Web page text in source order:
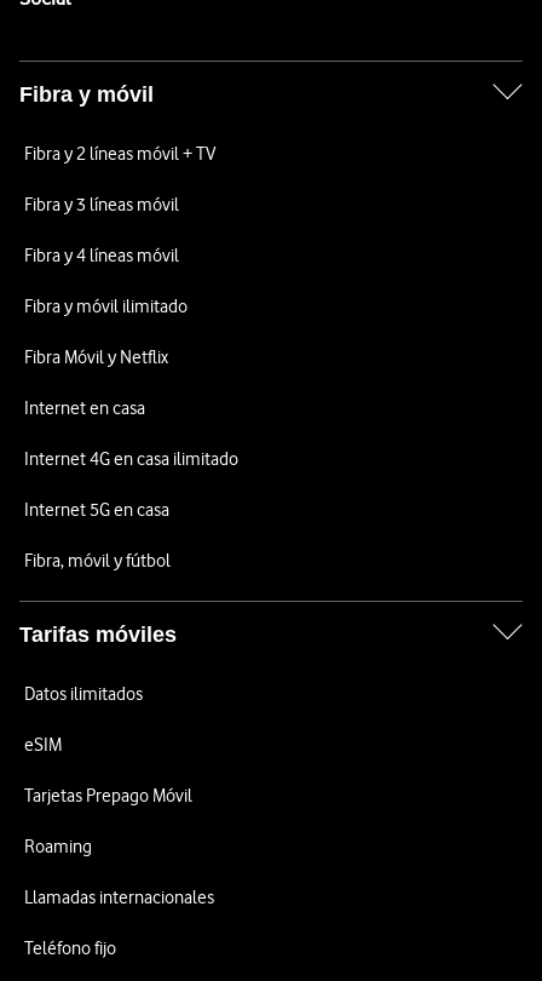
Fibra y móvil
Fibra y 2 líneas móvil + TV
Fibra y 3 líneas móvil
Fibra y 4 líneas móvil
Fibra y móvil ilimitado
Fibra Móvil y Netflix
Internet en casa
Internet 4G en casa ilimitado
Internet 5G en casa
Fibra, móvil y fútbol
Tarifas móviles
Datos ilimitados
eSIM
Tarjetas Prepago Móvil
Roaming
Llamadas internacionales
Teléfono fijo